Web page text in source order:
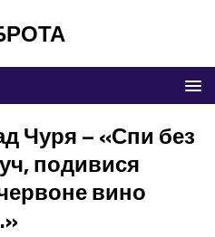
Чуря – «Спи без
подивися
вино